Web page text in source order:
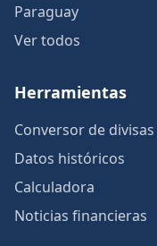
Paraguay
Ver todos
Herramientas
Conversor de divisas
Datos históricos
Calculadora
Noticias financieras